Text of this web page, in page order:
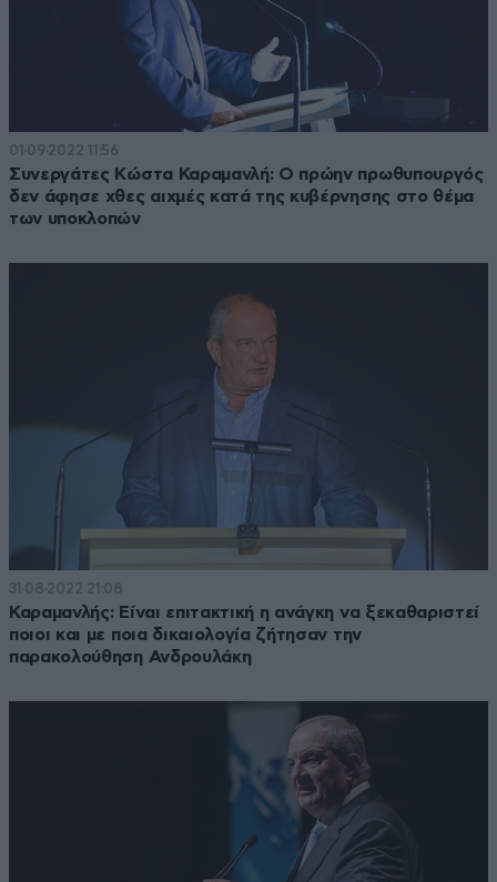
01·09·2022 11:56
Συνεργάτες Κώστα Καραμανλή: Ο πρώην πρωθυπουργός
δεν άφησε χθες αιχμές κατά της κυβέρνησης στο θέμα
των υποκλοπών
31·08·2022 21:08
Καραμανλής: Είναι επιτακτική η ανάγκη να ξεκαθαριστεί
ποιοι και με ποια δικαιολογία ζήτησαν την
παρακολούθηση Ανδρουλάκη